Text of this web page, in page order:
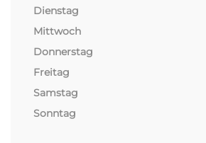
Dienstag
Mittwoch
Donnerstag
Freitag
Samstag
Sonntag